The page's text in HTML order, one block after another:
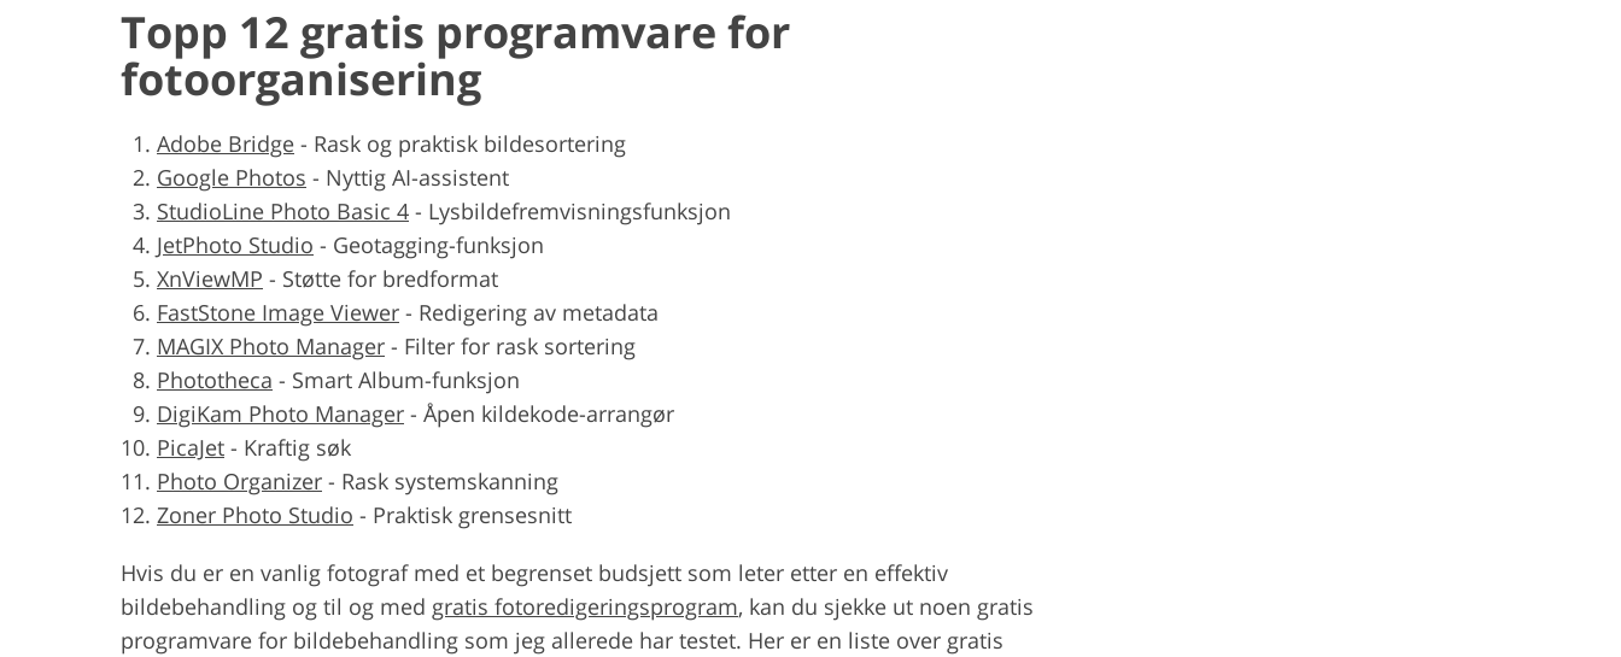
Topp 12 gratis programvare for
fotoorganisering
Adobe Bridge - Rask og praktisk bildesortering
Google Photos - Nyttig AI-assistent
StudioLine Photo Basic 4 - Lysbildefremvisningsfunksjon
JetPhoto Studio - Geotagging-funksjon
XnViewMP - Støtte for bredformat
FastStone Image Viewer - Redigering av metadata
MAGIX Photo Manager - Filter for rask sortering
Phototheca - Smart Album-funksjon
DigiKam Photo Manager - Åpen kildekode-arrangør
PicaJet - Kraftig søk
Photo Organizer - Rask systemskanning
Zoner Photo Studio - Praktisk grensesnitt
Hvis du er en vanlig fotograf med et begrenset budsjett som leter etter en effektiv
bildebehandling og til og med gratis fotoredigeringsprogram, kan du sjekke ut noen gratis
programvare for bildebehandling som jeg allerede har testet. Her er en liste over gratis